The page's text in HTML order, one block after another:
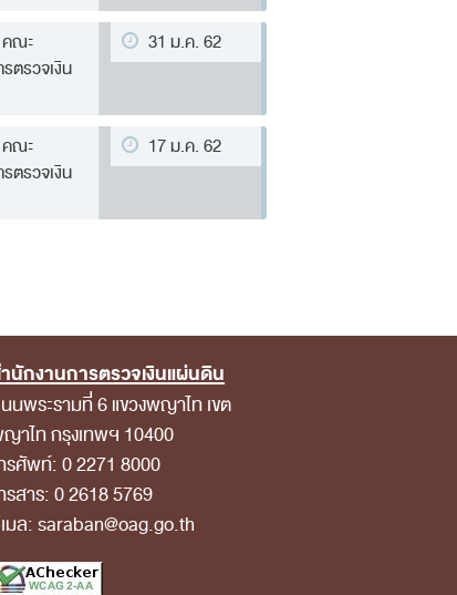
คณะ
ตรวจเงิน
31 ม.ค. 62
คณะ
ตรวจเงิน
17 ม.ค. 62
นักงานการตรวจเงินแผ่นดิน
นพระรามที่ 6 แขวงพญาไท เขต
าไท กรุงเทพฯ 10400
รศัพท์: 0 2271 8000
รสาร: 0 2618 5769
มล: saraban@oag.go.th